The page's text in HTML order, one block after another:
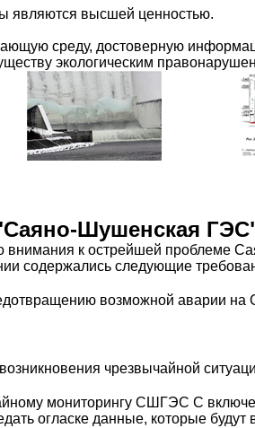
являются высшей ценностью.
среду, достоверную
экологическим
Шушенская
внимания к острейшей проблеме
содержались следующие
возможной аварии
чрезвычайной
мониторингу СШГЭС С
огласке данные, которые